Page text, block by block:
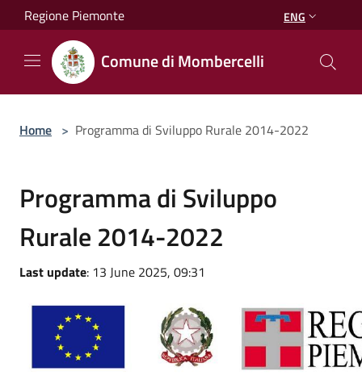
Salta al contenuto principale
Regione Piemonte ENG
Comune di Mombercelli
Home > Programma di Sviluppo Rurale 2014-2022
Programma di Sviluppo
Rurale 2014-2022
Last update: 13 June 2025, 09:31